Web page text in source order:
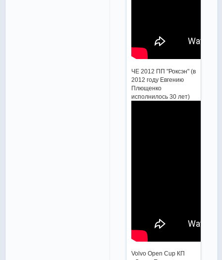
ЧЕ 2012 ПП "Роксэн" (в
2012 году Евгению
Плющенко
исполнилось 30 лет)
Volvo Open Cup КП